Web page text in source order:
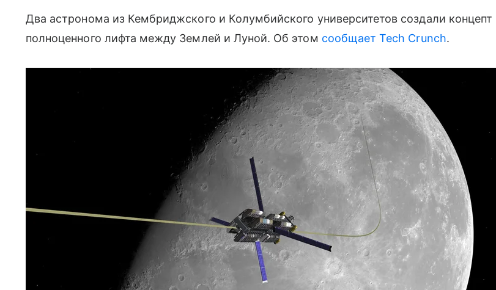
Два астронома из Кембриджского и Колумбийского университетов создали концепт
полноценного лифта между Землей и Луной. Об этом сообщает Tech Crunch.